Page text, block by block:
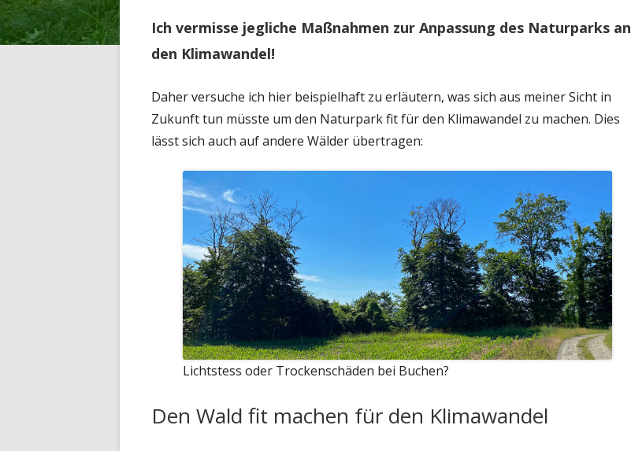
Ich vermisse jegliche Maßnahmen zur Anpassung des Naturparks an
den Klimawandel!
Daher versuche ich hier beispielhaft zu erläutern, was sich aus meiner Sicht in
Zukunft tun müsste um den Naturpark fit für den Klimawandel zu machen. Dies
lässt sich auch auf andere Wälder übertragen:
Lichtstess oder Trockenschäden bei Buchen?
Den Wald fit machen für den Klimawandel